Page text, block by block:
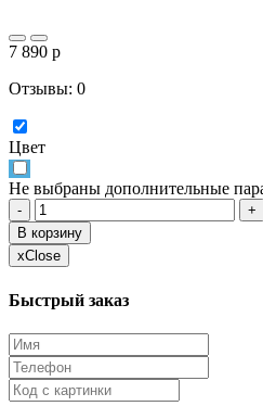
7 890 p
Отзывы: 0
Цвет
Не выбраны дополнительные
-
+
В корзину
xClose
Быстрый заказ